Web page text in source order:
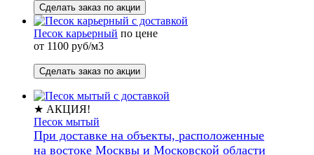
Сделать заказ по акции
Песок карьерный по цене
от 1100 руб/м3
Сделать заказ по акции
★ АКЦИЯ!
Песок мытый
При доставке на объекты, расположенные
на востоке Москвы и Московской области